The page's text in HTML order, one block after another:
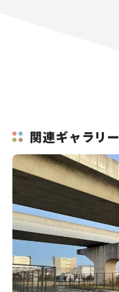
関連ギャラリー